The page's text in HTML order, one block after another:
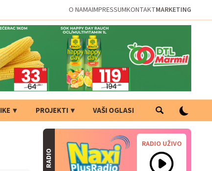
O NAMAIMPRESSUMKONTAKTMARKETING
PROJEKTI VAŠI OGLASI
RADIO
RADIO UŽIVO